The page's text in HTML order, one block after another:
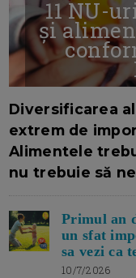
11 NU-
și
Diversificarea
extrem de
Alimentele
nu trebuie să ne
Primul an
un sfat
sa vezi ca
10/7/2026